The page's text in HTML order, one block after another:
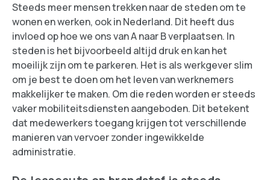
Steeds meer mensen trekken naar de steden om te
wonen en werken, ook in Nederland. Dit heeft dus
invloed op hoe we ons van A naar B verplaatsen. In
steden is het bijvoorbeeld altijd druk en kan het
moeilijk zijn om te parkeren. Het is als werkgever slim
om je best te doen om het leven van werknemers
makkelijker te maken. Om die reden worden er steeds
vaker mobiliteitsdiensten aangeboden. Dit betekent
dat medewerkers toegang krijgen tot verschillende
manieren van vervoer zonder ingewikkelde
administratie.